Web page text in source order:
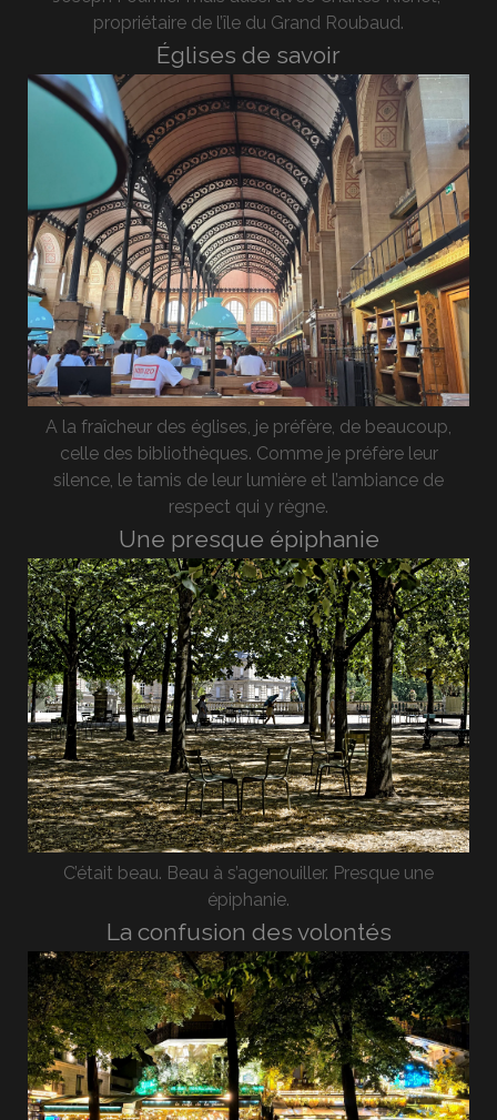
propriétaire de l’île du Grand Roubaud.
Églises de savoir
A la fraîcheur des églises, je préfère, de beaucoup,
celle des bibliothèques. Comme je préfère leur
silence, le tamis de leur lumière et l’ambiance de
respect qui y règne.
Une presque épiphanie
C’était beau. Beau à s’agenouiller. Presque une
épiphanie.
La confusion des volontés